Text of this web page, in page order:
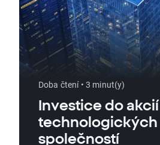
Doba čtení • 3 minut(y)
Investice do
technologických
společností